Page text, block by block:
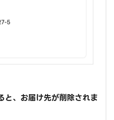
と、お届け先が削除されま